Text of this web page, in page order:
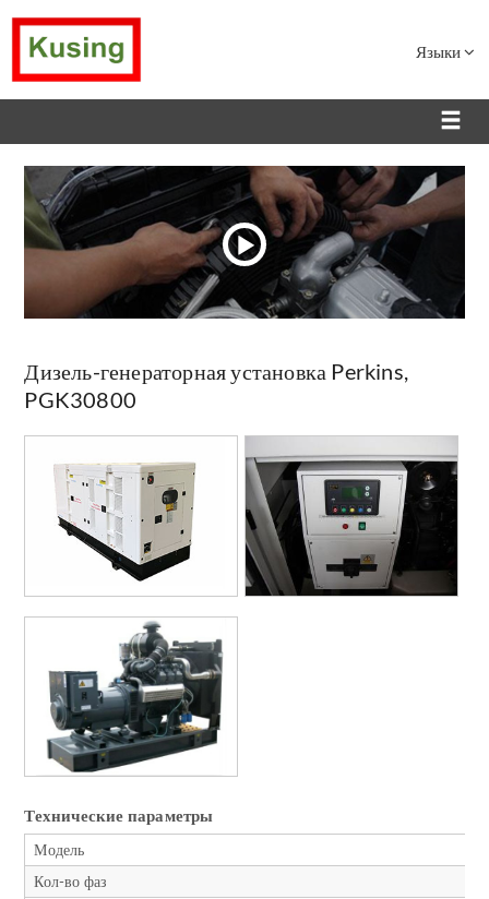
Языки
Дизель-генераторная установка Perkins,
PGK30800
Технические параметры
Модель
Кол-во фаз